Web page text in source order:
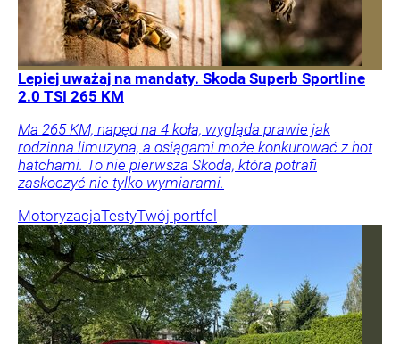
Lepiej uważaj na mandaty. Skoda Superb Sportline
2.0 TSI 265 KM
Ma 265 KM, napęd na 4 koła, wygląda prawie jak
rodzinna limuzyna, a osiągami może konkurować z hot
hatchami. To nie pierwsza Skoda, która potrafi
zaskoczyć nie tylko wymiarami.
MotoryzacjaTestyTwój portfel